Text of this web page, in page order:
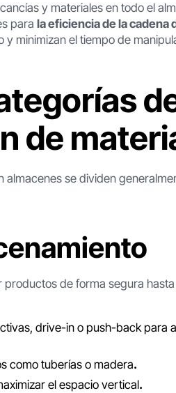
y materiales en todo el
parala eficiencia de la cadena
y minimizan el tiempo de
de
almacenes se dividen
de forma segura
drive-in o push-back para
como tuberías o madera.
el espacio vertical.